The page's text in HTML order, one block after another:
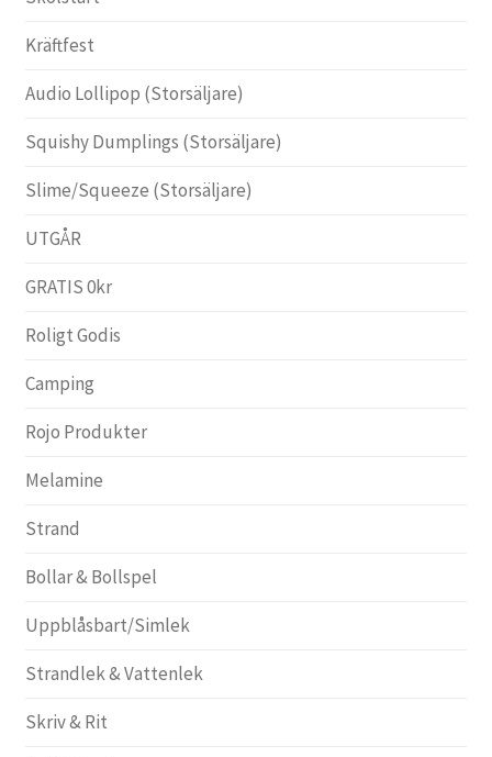
Kräftfest
Audio Lollipop (Storsäljare)
Squishy Dumplings (Storsäljare)
Slime/Squeeze (Storsäljare)
UTGÅR
GRATIS 0kr
Roligt Godis
Camping
Rojo Produkter
Melamine
Strand
Bollar & Bollspel
Uppblåsbart/Simlek
Strandlek & Vattenlek
Skriv & Rit